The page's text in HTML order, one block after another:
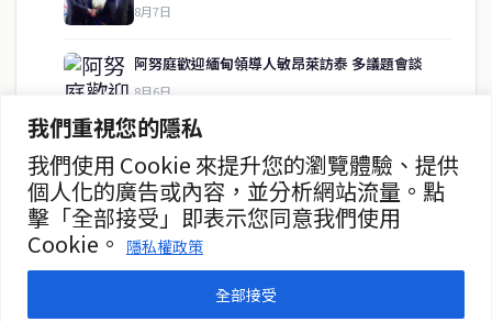
我們重視您的隱私
我們使用 Cookie 來提升您的瀏覽體驗、提供
個人化的廣告或內容，並分析網站流量。點
擊「全部接受」即表示您同意我們使用
Cookie。
隱私權政策
全部接受
8月7日
阿努庭歡迎緬甸領導人敏昂萊訪泰 多議題會談
8月6日
中國未向柬提供武器 高度重視中泰關係
8月6日
單親母親為俄姐弟舉辦追思儀式 痛不欲生
8月6日
房地產
聯絡資訊
歡迎來信洽詢合作事宜
或提供新聞線索
service@thaichinesenews.com